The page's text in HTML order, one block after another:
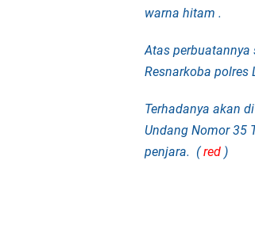
warna hitam .
Atas
Resnarkoba
Terhadanya akan
Undang Nomor 35
penjara. (red )